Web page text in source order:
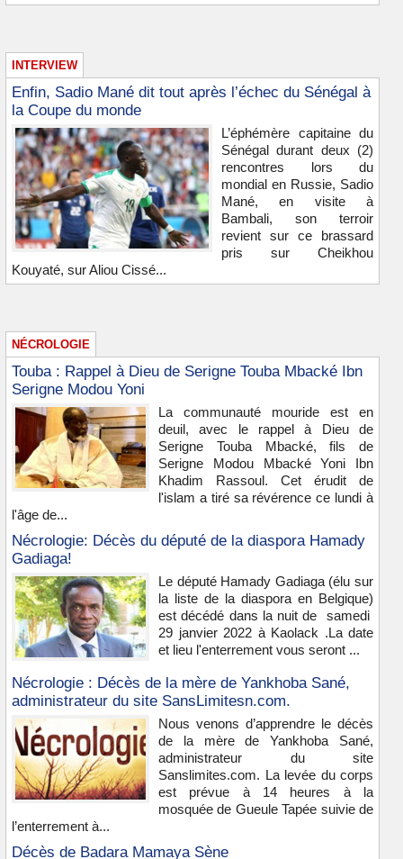
INTERVIEW
Enfin, Sadio Mané dit tout après l’échec du Sénégal à
la Coupe du monde
L’éphémère capitaine du
Sénégal durant deux (2)
rencontres lors du
mondial en Russie, Sadio
Mané, en visite à
Bambali, son terroir
revient sur ce brassard
pris sur Cheikhou
Kouyaté, sur Aliou Cissé...
NÉCROLOGIE
Touba : Rappel à Dieu de Serigne Touba Mbacké Ibn
Serigne Modou Yoni
La communauté mouride est en
deuil, avec le rappel à Dieu de
Serigne Touba Mbacké, fils de
Serigne Modou Mbacké Yoni Ibn
Khadim Rassoul. Cet érudit de
l'islam a tiré sa révérence ce lundi à
l'âge de...
Nécrologie: Décès du député de la diaspora Hamady
Gadiaga!
Le député Hamady Gadiaga (élu sur
la liste de la diaspora en Belgique)
est décédé dans la nuit de samedi
29 janvier 2022 à Kaolack .La date
et lieu l'enterrement vous seront ...
Nécrologie : Décès de la mère de Yankhoba Sané,
administrateur du site SansLimitesn.com.
Nous venons d’apprendre le décès
de la mère de Yankhoba Sané,
administrateur du site
Sanslimites.com. La levée du corps
est prévue à 14 heures à la
mosquée de Gueule Tapée suivie de
l’enterrement à...
Décès de Badara Mamaya Sène